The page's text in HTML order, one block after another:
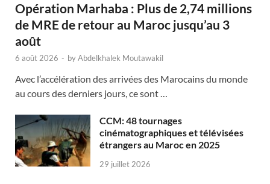
Opération Marhaba : Plus de 2,74 millions
de MRE de retour au Maroc jusqu’au 3
août
6 août 2026 - byAbdelkhalek Moutawakil
Avec l’accélération des arrivées des Marocains du monde
au cours des derniers jours, ce sont …
CCM: 48 tournages
cinématographiques et télévisées
étrangers au Maroc en 2025
29 juillet 2026